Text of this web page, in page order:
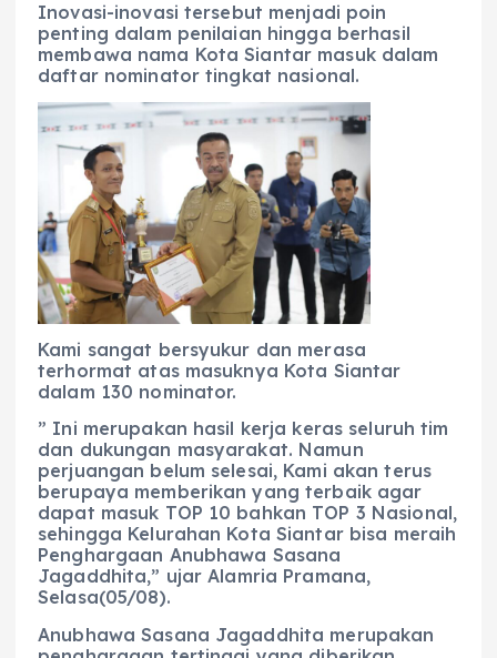
Inovasi-inovasi tersebut menjadi poin
penting dalam penilaian hingga berhasil
membawa nama Kota Siantar masuk dalam
daftar nominator tingkat nasional.
Kami sangat bersyukur dan merasa
terhormat atas masuknya Kota Siantar
dalam 130 nominator.
” Ini merupakan hasil kerja keras seluruh tim
dan dukungan masyarakat. Namun
perjuangan belum selesai, Kami akan terus
berupaya memberikan yang terbaik agar
dapat masuk TOP 10 bahkan TOP 3 Nasional,
sehingga Kelurahan Kota Siantar bisa meraih
Penghargaan Anubhawa Sasana
Jagaddhita,” ujar Alamria Pramana,
Selasa(05/08).
Anubhawa Sasana Jagaddhita merupakan